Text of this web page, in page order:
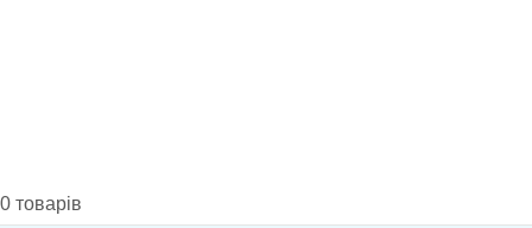
0 товарів